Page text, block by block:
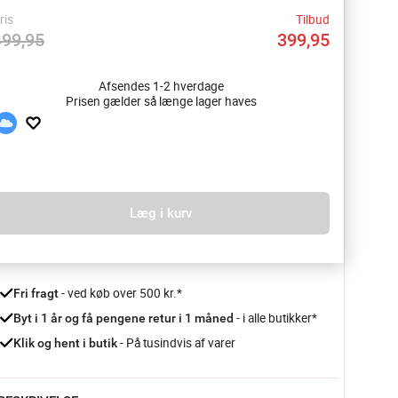
Tilbud
399,95
Afsendes 1-2 hverdage
Prisen gælder så længe lager haves
Læg i kurv
Fri fragt - ved køb over 500 kr.*
Byt i 1 år og få pengene retur i 1 måned - i alle butikker*
Klik og hent i butik - På tusindvis af varer